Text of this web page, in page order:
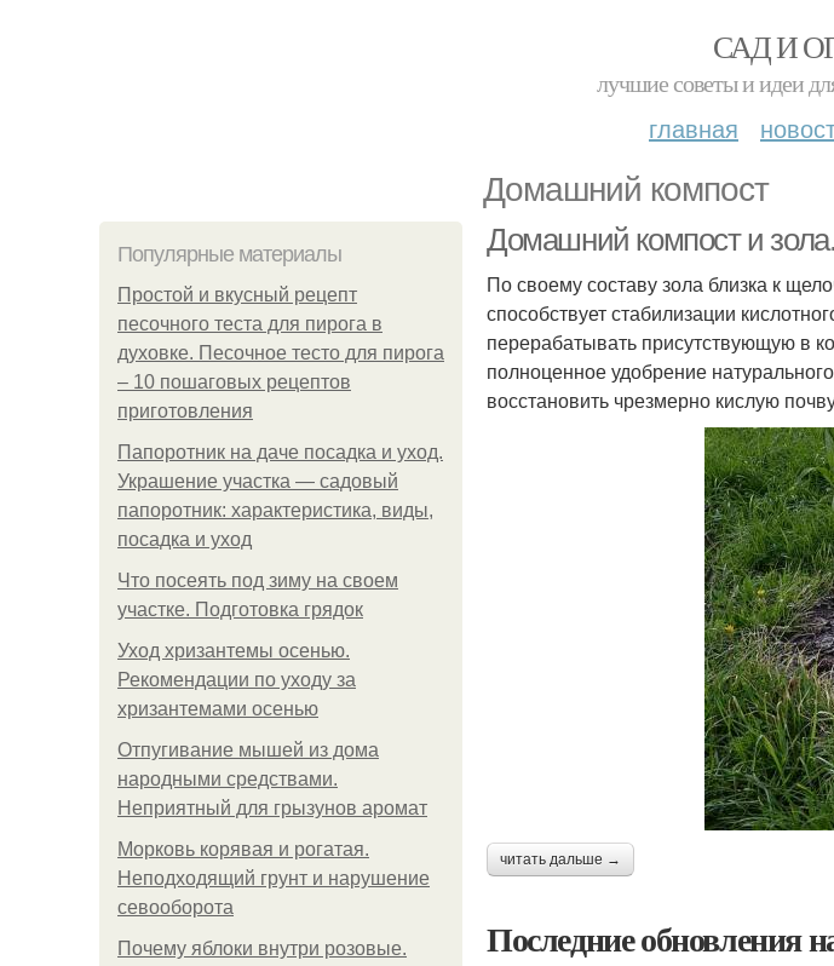
САД И
лучшие советы и идеи
главная
Домашний компост
Популярные материалы
Простой и вкусный рецепт
песочного теста для пирога в
духовке. Песочное тесто для пирога
– 10 пошаговых рецептов
приготовления
Папоротник на даче посадка и уход.
Украшение участка — садовый
папоротник: характеристика, виды,
посадка и уход
Что посеять под зиму на своем
участке. Подготовка грядок
Уход хризантемы осенью.
Рекомендации по уходу за
хризантемами осенью
Отпугивание мышей из дома
народными средствами.
Неприятный для грызунов аромат
Морковь корявая и рогатая.
Неподходящий грунт и нарушение
севооборота
Почему яблоки внутри розовые.
Домашний компост и
По своему составу зола близка к
способствует стабилизации
перерабатывать присутствующую в
полноценное удобрение
восстановить чрезмерно кислую
читать дальше →
Последние обновления